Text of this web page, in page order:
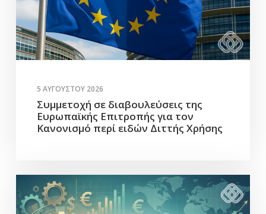
5 ΑΥΓΟΎΣΤΟΥ 2026
Συμμετοχή σε διαβουλεύσεις της
Ευρωπαϊκής Επιτροπής για τον
Κανονισμό περί ειδών Διττής Χρήσης